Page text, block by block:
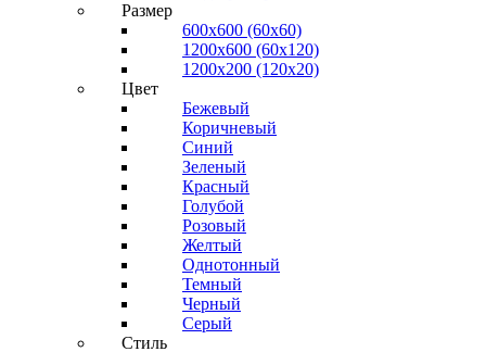
Размер
600х600 (60х60)
1200х600 (60х120)
1200х200 (120x20)
Цвет
Бежевый
Коричневый
Синий
Зеленый
Красный
Голубой
Розовый
Желтый
Однотонный
Темный
Черный
Серый
Стиль